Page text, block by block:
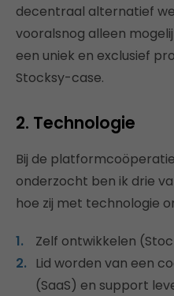
decentraal alternatief
vooralsnog alleen
een uniek en exclusief
Stocksy-case.
2. Technologie
Bij de
onderzocht ben ik drie
hoe zij met technologie
Zelf ontwikkelen
Lid worden van een
(SaaS) en support